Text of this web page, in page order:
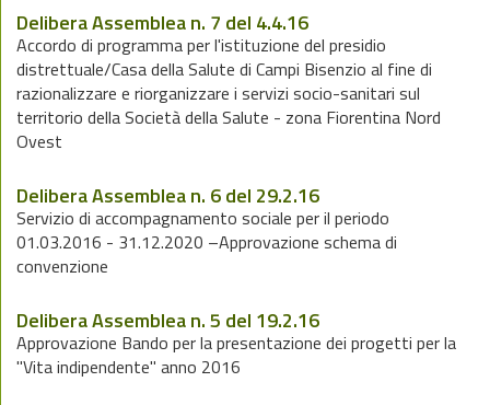
Delibera Assemblea n. 7 del 4.4.16
Accordo di programma per l'istituzione del presidio
distrettuale/Casa della Salute di Campi Bisenzio al fine di
razionalizzare e riorganizzare i servizi socio-sanitari sul
territorio della Società della Salute - zona Fiorentina Nord
Ovest
Delibera Assemblea n. 6 del 29.2.16
Servizio di accompagnamento sociale per il periodo
01.03.2016 - 31.12.2020 –Approvazione schema di
convenzione
Delibera Assemblea n. 5 del 19.2.16
Approvazione Bando per la presentazione dei progetti per la
"Vita indipendente" anno 2016